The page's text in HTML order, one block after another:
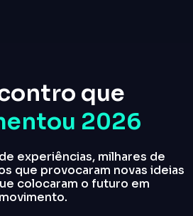
que
2026
experiências, milhares de
que provocaram novas ideias
colocaram o futuro em
movimento.